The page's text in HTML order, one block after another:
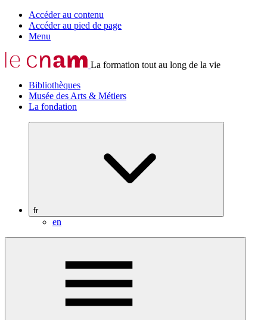
Accéder au contenu
Accéder au pied de page
Menu
La formation tout au long de la vie
Bibliothèques
Musée des Arts & Métiers
La fondation
fr
en